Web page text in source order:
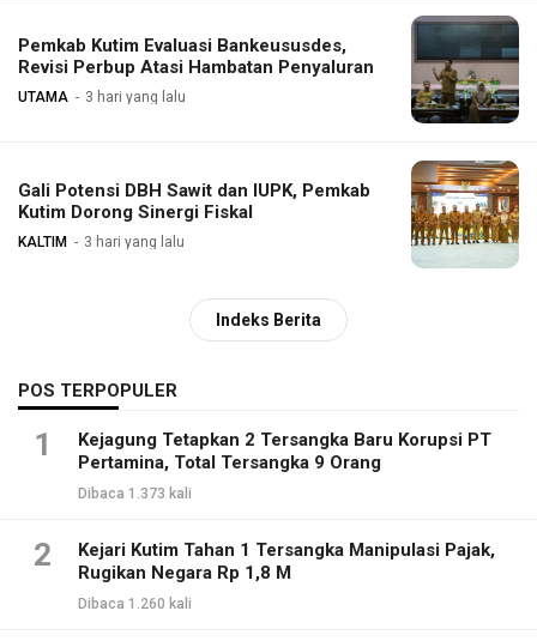
Pemkab Kutim Evaluasi Bankeususdes,
Revisi Perbup Atasi Hambatan Penyaluran
UTAMA 3 hari yang lalu
Gali Potensi DBH Sawit dan IUPK, Pemkab
Kutim Dorong Sinergi Fiskal
KALTIM 3 hari yang lalu
Indeks Berita
POS TERPOPULER
1
Kejagung Tetapkan 2 Tersangka Baru Korupsi PT
Pertamina, Total Tersangka 9 Orang
Dibaca 1.373 kali
2
Kejari Kutim Tahan 1 Tersangka Manipulasi Pajak,
Rugikan Negara Rp 1,8 M
Dibaca 1.260 kali